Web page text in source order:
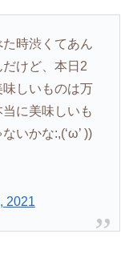
時渋くてあん
けど、本日2
しいものは万
に美味しいも
いかな:,(‘ω’ ))
2021